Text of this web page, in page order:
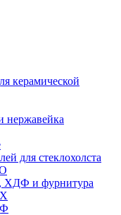
керамической
для стеклохолста
ХДФ и фурнитура